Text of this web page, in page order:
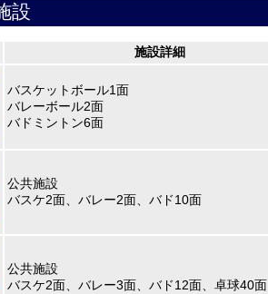
設
施設詳細
バスケットボール1面
バレーボール2面
バドミントン6面
公共施設
バスケ2面、バレー2面、バド10面
公共施設
バスケ2面、バレー3面、バド12面、卓球40面